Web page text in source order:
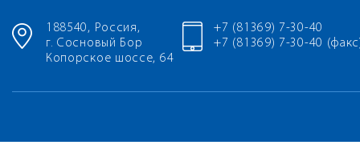
188540, Россия,
г. Сосновый Бор
Копорское шоссе, 64
+7 (81369) 7-30-40
+7 (81369) 7-30-40